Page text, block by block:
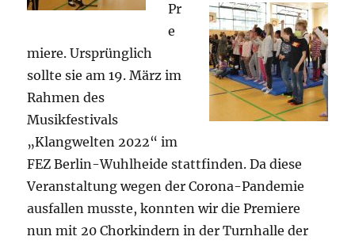
Pr
e
miere. Ursprünglich
sollte sie am 19. März im
Rahmen des
Musikfestivals
„Klangwelten 2022“ im
FEZ Berlin-Wuhlheide stattfinden. Da diese
Veranstaltung wegen der Corona-Pandemie
ausfallen musste, konnten wir die Premiere
nun mit 20 Chorkindern in der Turnhalle der